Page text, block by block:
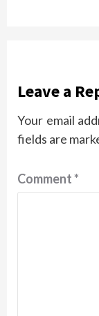
Leave a
Your email
fields are
Comment*